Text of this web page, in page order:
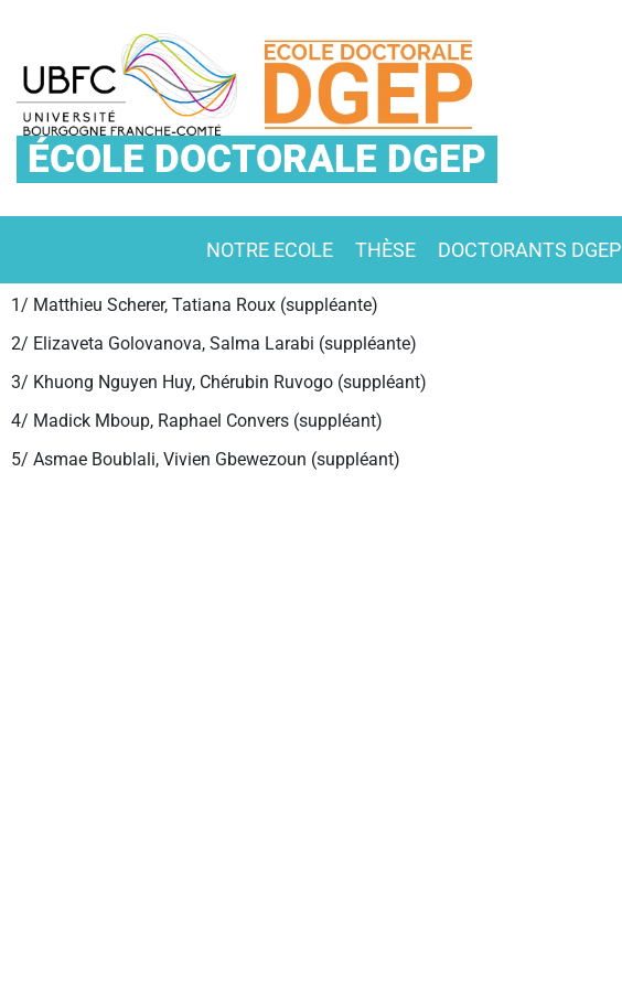
ÉCOLE DOCTORALE DGEP
NOTRE ECOLE THÈSE DOCTORANTS DGEP
1/ Matthieu Scherer, Tatiana Roux (suppléante)
2/ Elizaveta Golovanova, Salma Larabi (suppléante)
3/ Khuong Nguyen Huy, Chérubin Ruvogo (suppléant)
4/ Madick Mboup, Raphael Convers (suppléant)
5/ Asmae Boublali, Vivien Gbewezoun (suppléant)